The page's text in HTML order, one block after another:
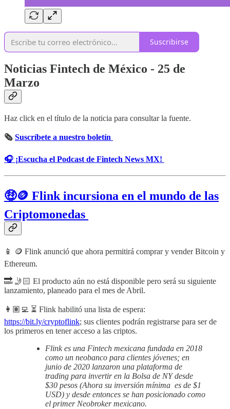
Suscribirse
Noticias Fintech de México - 25 de
Marzo
Haz click en el título de la noticia para consultar la fuente.
🗞 Suscríbete a nuestro boletín
🎧 ¡Escucha el Podcast de Fintech News MX!
🤑🪙 Flink incursiona en el mundo de las
Criptomonedas
📱 🪙 Flink anunció que ahora permitirá comprar y vender Bitcoin y
Ethereum.
🔜 🤳🏻 El producto aún no está disponible pero será su siguiente
lanzamiento, planeado para el mes de Abril.
👩🏽‍💻 ⏳ Flink habilitó una lista de espera:
https://bit.ly/cryptoflink; sus clientes podrán registrarse para ser de
los primeros en tener acceso a las criptos.
Flink es una Fintech mexicana fundada en 2018
como un neobanco para clientes jóvenes; en
junio de 2020 lanzaron una plataforma de
trading para invertir en la Bolsa de NY desde
$30 pesos (Ahora su inversión mínima es de $1
USD) y desde entonces se han posicionado como
el primer Neobroker mexicano.